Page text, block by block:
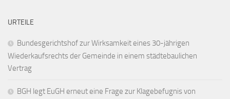
URTEILE
Bundesgerichtshof zur Wirksamkeit eines 30-jährigen
Wiederkaufsrechts der Gemeinde in einem städtebaulichen
Vertrag
BGH legt EuGH erneut eine Frage zur Klagebefugnis von